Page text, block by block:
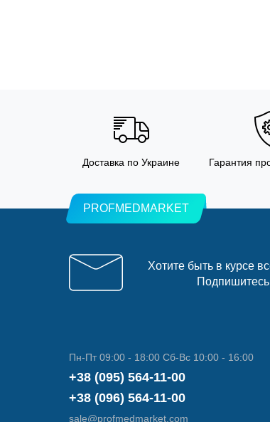
Доставка по Украине Гарантия
PROFMEDMARKET
Хотите быть в курсе
Пн-Пт 09:00 - 18:00 Сб-Вс 10:00 - 16:00
+38 (095) 564-11-00
+38 (096) 564-11-00
sale@profmedmarket.com